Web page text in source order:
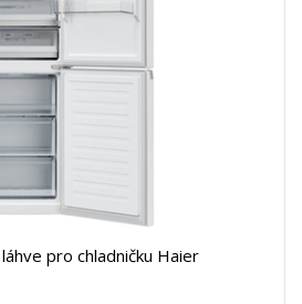
pro chladničku Haier